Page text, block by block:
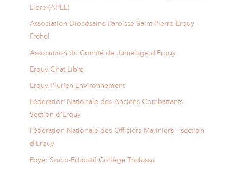
Libre (APEL)
Association Diocésaine Paroisse Saint Pierre Erquy-
Fréhel
Association du Comité de Jumelage d’Erquy
Erquy Chat Libre
Erquy Plurien Environnement
Fédération Nationale des Anciens Combattants –
Section d’Erquy
Fédération Nationale des Officiers Mariniers – section
d’Erquy
Foyer Socio-Educatif Collège Thalassa